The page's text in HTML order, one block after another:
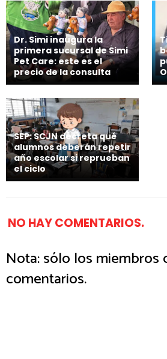
Dr. Simi inaugura la
primera sucursal de Simi
Pet Care: este es el
precio de la consulta
SEP: SCJN decreta qué
alumnos deberán repetir
año escolar si reprueban
el ciclo
NO HAY COMENTARIOS.
Nota: sólo los
comentarios.